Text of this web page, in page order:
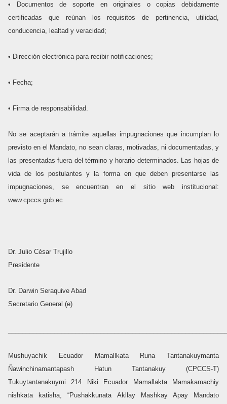
• Documentos de soporte en originales o copias debidamente
certificadas que reúnan los requisitos de pertinencia, utilidad,
conducencia, lealtad y veracidad;
• Dirección electrónica para recibir notificaciones;
• Fecha;
• Firma de responsabilidad.
No se aceptarán a trámite aquellas impugnaciones que incumplan lo
previsto en el Mandato, no sean claras, motivadas, ni documentadas, y
las presentadas fuera del término y horario determinados. Las hojas de
vida de los postulantes y la forma en que deben presentarse las
impugnaciones, se encuentran en el sitio web institucional:
www.cpccs.gob.ec
Dr. Julio César Trujillo
Presidente
Dr. Darwin Seraquive Abad
Secretario General (e)
Mushuyachik Ecuador Mamallkata Runa Tantanakuymanta
Ñawinchinamantapash Hatun Tantanakuy (CPCCS-T)
Tukuytantanakuymi 214 Niki Ecuador Mamallakta Mamakamachiy
nishkata katisha, “Pushakkunata Akllay Mashkay Apay Mandato